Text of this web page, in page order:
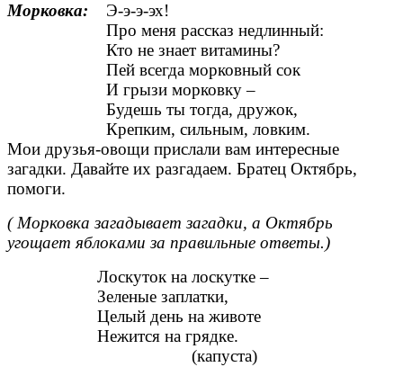
Морковка:
Э-э-э-эх!
Про меня рассказ недлинный:
Кто не знает витамины?
Пей всегда морковный сок
И грызи морковку –
Будешь ты тогда, дружок,
Крепким, сильным, ловким.
Мои друзья-овощи прислали вам интересные
загадки. Давайте их разгадаем. Братец Октябрь,
помоги.
( Морковка загадывает загадки, а Октябрь
угощает яблоками за правильные ответы.)
Лоскуток на лоскутке –
Зеленые заплатки,
Целый день на животе
Нежится на грядке.
(капуста)